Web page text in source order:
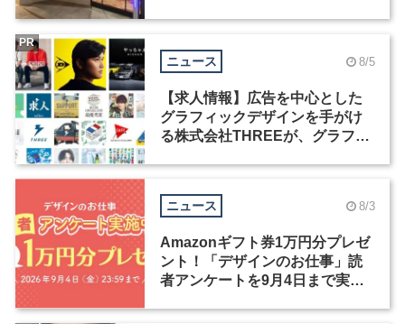
ニュース 8/5
【求人情報】広告を中心とした
グラフィックデザインを手がけ
る株式会社THREEが、グラフィ
PR
ニュース 8/3
Amazonギフト券1万円分プレゼ
ント！「デザインのお仕事」読
者アンケートを9月4日まで実施